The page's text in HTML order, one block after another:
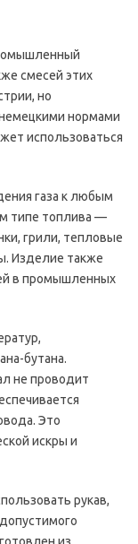
смесей этих
но
немецкими нормами
использоваться
газа к любым
типе топлива —
грили, тепловые
Изделие также
в промышленных
бутана.
не проводит
Это
искры и
рукав,